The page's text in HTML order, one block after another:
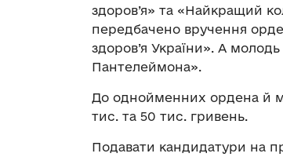
здоров’я» та «Найкращий
передбачено вручення
здоров’я України». А
Пантелеймона».
До однойменних ордена й
тис. та 50 тис. гривень.
Подавати кандидатури на